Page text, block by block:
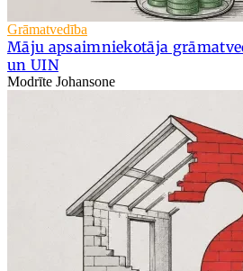
Grāmatvedība
Māju apsaimniekotāja
un UIN
Modrīte Johansone